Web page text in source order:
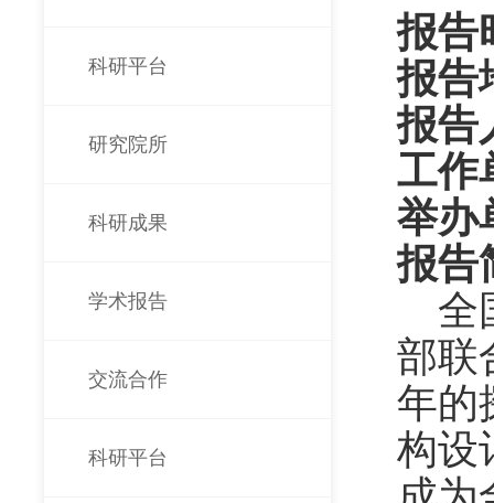
科研平台
研究院所
科研成果
学术报告
交流合作
科研平台
报告
报告
报告
工作
举办
报告
全
部联
年的
构设